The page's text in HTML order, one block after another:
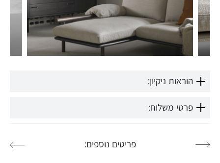
הוראות ניקיון:
פרטי משלוח:
פריטים נוספים: